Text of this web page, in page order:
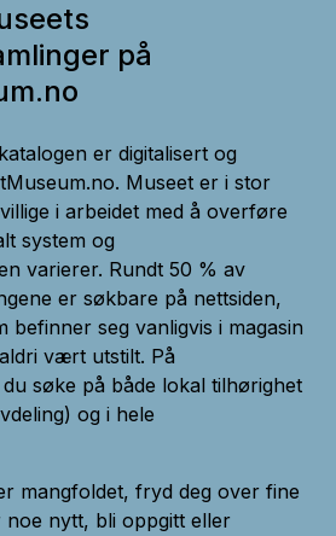
på
er digitalisert og
Museet er i stor
i arbeidet med å overføre
system og
varierer. Rundt 50 % av
er søkbare på nettsiden,
befinner seg vanligvis i magasin
vært utstilt. På
søke på både lokal tilhørighet
og i hele
mangfoldet, fryd deg over fine
nytt, bli oppgitt eller